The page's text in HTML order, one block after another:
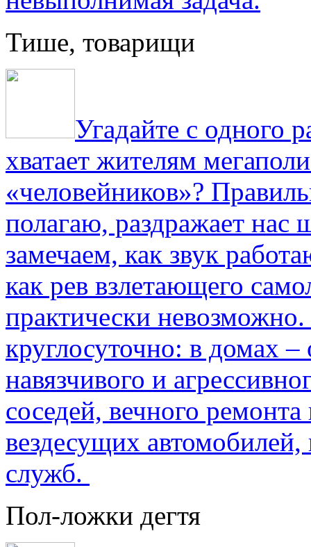
Тише, товарищи
Угадайте с одного
хватает жителям
«человейников»?
полагаю, раздражает нас
замечаем, как звук
как рев взлетающего
практически
круглосуточно: в домах
навязчивого и
соседей, вечного
вездесущих
служб.
Пол-ложки дегтя